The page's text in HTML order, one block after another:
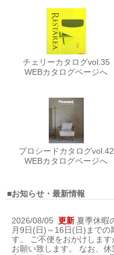
チェリーカタログvol.35
WEBカタログページへ
プロシードカタログvol.42
WEBカタログページへ
■お知らせ・最新情報